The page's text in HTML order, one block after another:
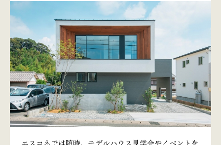
エスコネでは随時、モデルハウス見学会やイベントを